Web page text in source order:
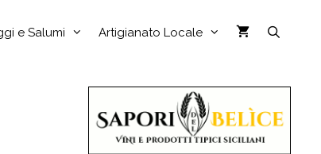
e Salumi Artigianato Locale